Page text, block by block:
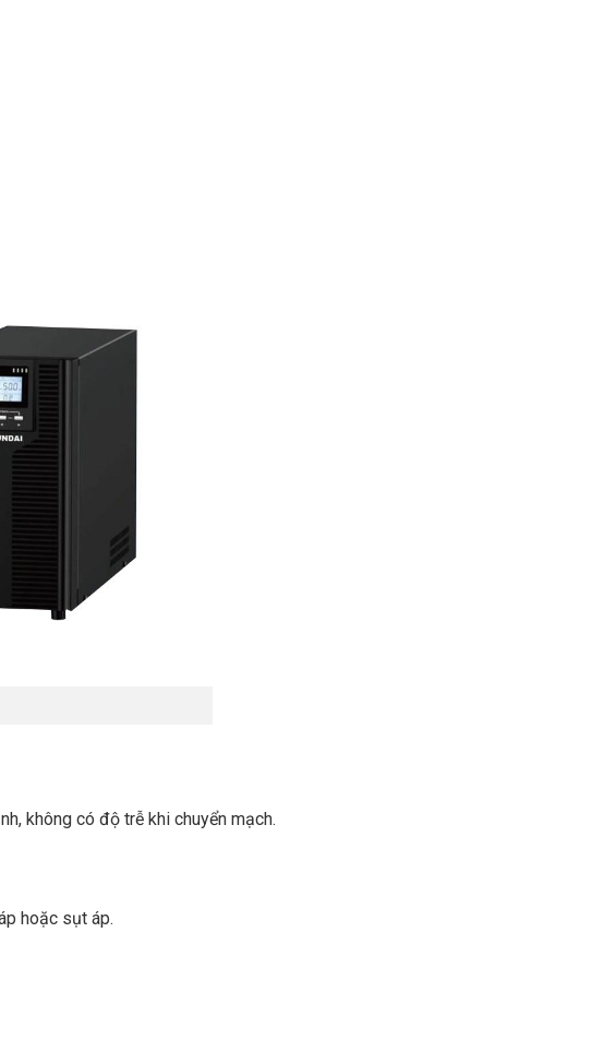
không có độ trễ khi chuyển mạch.
hoặc sụt áp.